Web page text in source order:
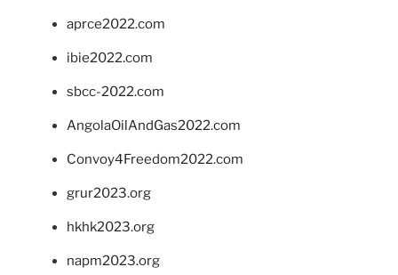
aprce2022.com
ibie2022.com
sbcc-2022.com
AngolaOilAndGas2022.com
Convoy4Freedom2022.com
grur2023.org
hkhk2023.org
napm2023.org